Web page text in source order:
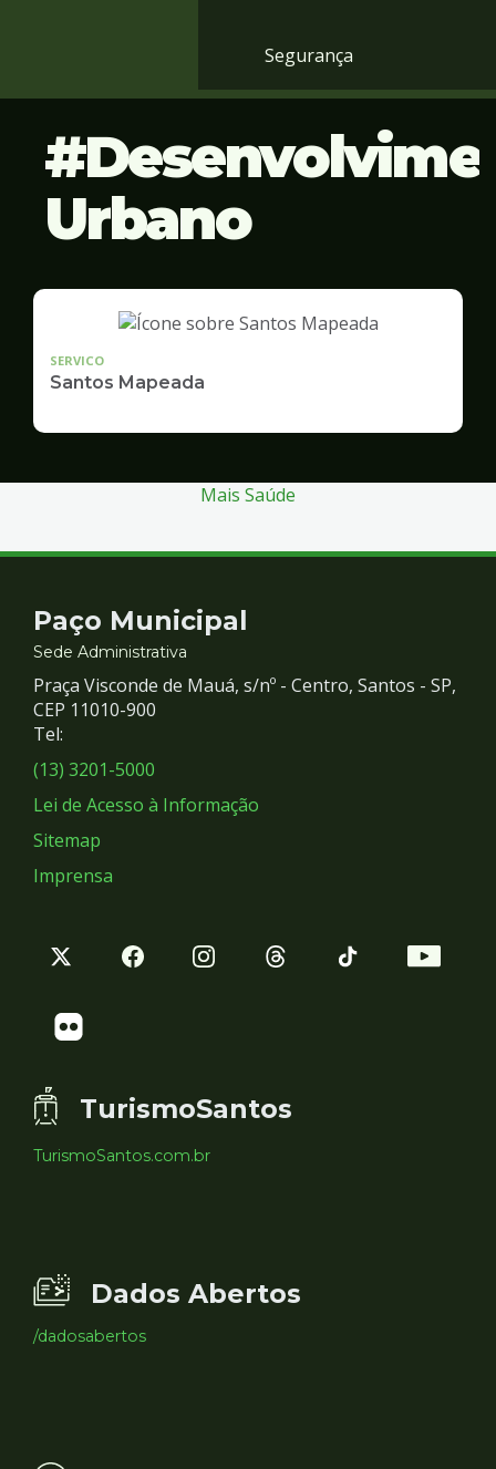
Segurança
Urbano
SERVICO
Santos Mapeada
Mais Saúde
Contato
e
Redes
Sociais
Paço Municipal
Sede Administrativa
Praça Visconde de Mauá, s/nº - Centro, Santos - SP,
CEP 11010-900
Tel:
(13) 3201-5000
Lei de Acesso à Informação
Sitemap
Imprensa
TurismoSantos
TurismoSantos.com.br
Dados Abertos
/dadosabertos